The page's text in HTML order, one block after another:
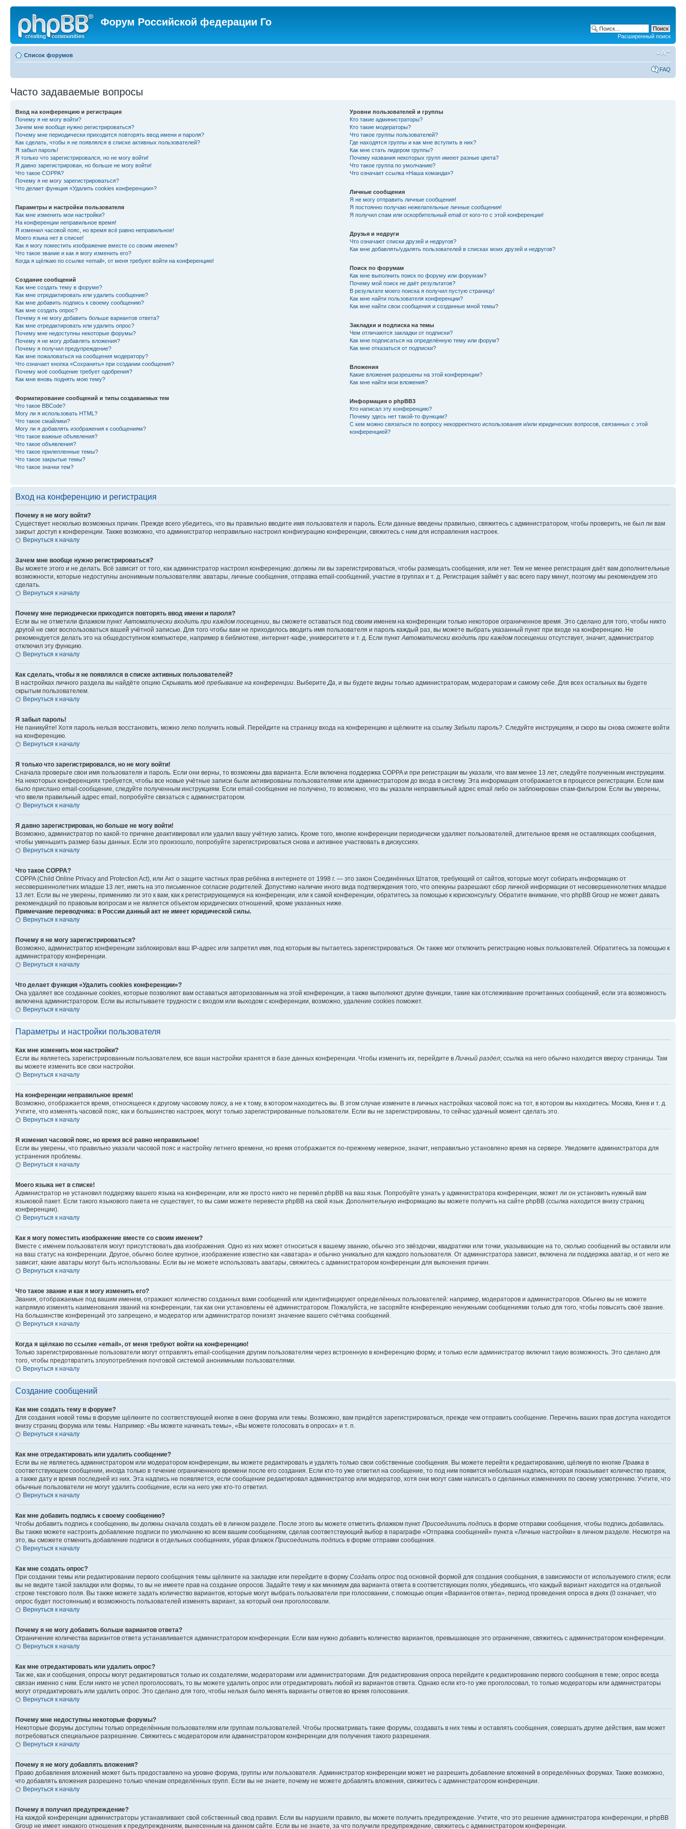
Форум Российской федерации Го
Расширенный поиск
Список форумов
FAQ
Часто задаваемые вопросы
Вход на конференцию и регистрация
Почему я не могу войти?
Зачем мне вообще нужно регистрироваться?
Почему мне периодически приходится повторять ввод имени и пароля?
Как сделать, чтобы я не появлялся в списке активных пользователей?
Я забыл пароль!
Я только что зарегистрировался, но не могу войти!
Я давно зарегистрирован, но больше не могу войти!
Что такое COPPA?
Почему я не могу зарегистрироваться?
Что делает функция «Удалить cookies конференции»?
Параметры и настройки пользователя
Как мне изменить мои настройки?
На конференции неправильное время!
Я изменил часовой пояс, но время всё равно неправильное!
Моего языка нет в списке!
Как я могу поместить изображение вместе со своим именем?
Что такое звание и как я могу изменить его?
Когда я щёлкаю по ссылке «email», от меня требуют войти на конференцию!
Создание сообщений
Как мне создать тему в форуме?
Как мне отредактировать или удалить сообщение?
Как мне добавить подпись к своему сообщению?
Как мне создать опрос?
Почему я не могу добавить больше вариантов ответа?
Как мне отредактировать или удалить опрос?
Почему мне недоступны некоторые форумы?
Почему я не могу добавлять вложения?
Почему я получил предупреждение?
Как мне пожаловаться на сообщения модератору?
Что означает кнопка «Сохранить» при создании сообщения?
Почему моё сообщение требует одобрения?
Как мне вновь поднять мою тему?
Форматирование сообщений и типы создаваемых тем
Что такое BBCode?
Могу ли я использовать HTML?
Что такое смайлики?
Могу ли я добавлять изображения к сообщениям?
Что такое важные объявления?
Что такое объявления?
Что такое прилепленные темы?
Что такое закрытые темы?
Что такое значки тем?
Уровни пользователей и группы
Кто такие администраторы?
Кто такие модераторы?
Что такое группы пользователей?
Где находятся группы и как мне вступить в них?
Как мне стать лидером группы?
Почему названия некоторых групп имеют разные цвета?
Что такое группа по умолчанию?
Что означает ссылка «Наша команда»?
Личные сообщения
Я не могу отправить личные сообщения!
Я постоянно получаю нежелательные личные сообщения!
Я получил спам или оскорбительный email от кого-то с этой конференции!
Друзья и недруги
Что означают списки друзей и недругов?
Как мне добавлять/удалять пользователей в списках моих друзей и недругов?
Поиск по форумам
Как мне выполнить поиск по форуму или форумам?
Почему мой поиск не даёт результатов?
В результате моего поиска я получил пустую страницу!
Как мне найти пользователя конференции?
Как мне найти свои сообщения и созданные мной темы?
Закладки и подписка на темы
Чем отличаются закладки от подписки?
Как мне подписаться на определённую тему или форум?
Как мне отказаться от подписки?
Вложения
Какие вложения разрешены на этой конференции?
Как мне найти мои вложения?
Информация о phpBB3
Кто написал эту конференцию?
Почему здесь нет такой-то функции?
С кем можно связаться по вопросу некорректного использования и/или юридических вопросов, связанных с этой
конференцией?
Вход на конференцию и регистрация
Почему я не могу войти?
Существует несколько возможных причин. Прежде всего убедитесь, что вы правильно вводите имя пользователя и пароль. Если данные введены правильно, свяжитесь с администратором, чтобы проверить, не был ли вам
закрыт доступ к конференции. Также возможно, что администратор неправильно настроил конфигурацию конференции, свяжитесь с ним для исправления настроек.
Вернуться к началу
Зачем мне вообще нужно регистрироваться?
Вы можете этого и не делать. Всё зависит от того, как администратор настроил конференцию: должны ли вы зарегистрироваться, чтобы размещать сообщения, или нет. Тем не менее регистрация даёт вам дополнительные
возможности, которые недоступны анонимным пользователям: аватары, личные сообщения, отправка email-сообщений, участие в группах и т. д. Регистрация займёт у вас всего пару минут, поэтому мы рекомендуем это
сделать.
Вернуться к началу
Почему мне периодически приходится повторять ввод имени и пароля?
Если вы не отметили флажком пунктАвтоматически входить при каждом посещении, вы сможете оставаться под своим именем на конференции только некоторое ограниченное время. Это сделано для того, чтобы никто
другой не смог воспользоваться вашей учётной записью. Для того чтобы вам не приходилось вводить имя пользователя и пароль каждый раз, вы можете выбрать указанный пункт при входе на конференцию. Не
рекомендуется делать это на общедоступном компьютере, например в библиотеке, интернет-кафе, университете и т. д. Если пунктАвтоматически входить при каждом посещении отсутствует, значит, администратор
отключил эту функцию.
Вернуться к началу
Как сделать, чтобы я не появлялся в списке активных пользователей?
В настройках личного раздела вы найдёте опцию Скрывать моё пребывание на конференции. ВыберитеДа, и вы будете видны только администраторам, модераторам и самому себе. Для всех остальных вы будете
скрытым пользователем.
Вернуться к началу
Я забыл пароль!
Не паникуйте! Хотя пароль нельзя восстановить, можно легко получить новый. Перейдите на страницу входа на конференцию и щёлкните на ссылку Забыли пароль?. Следуйте инструкциям, и скоро вы снова сможете войти
на конференцию.
Вернуться к началу
Я только что зарегистрировался, но не могу войти!
Сначала проверьте свои имя пользователя и пароль. Если они верны, то возможны два варианта. Если включена поддержка COPPA и при регистрации вы указали, что вам менее 13 лет, следуйте полученным инструкциям.
На некоторых конференциях требуется, чтобы все новые учётные записи были активированы пользователями или администратором до входа в систему. Эта информация отображается в процессе регистрации. Если вам
было прислано email-сообщение, следуйте полученным инструкциям. Если email-сообщение не получено, то возможно, что вы указали неправильный адрес email либо он заблокирован спам-фильтром. Если вы уверены,
что ввели правильный адрес email, попробуйте связаться с администратором.
Вернуться к началу
Я давно зарегистрирован, но больше не могу войти!
Возможно, администратор по какой-то причине деактивировал или удалил вашу учётную запись. Кроме того, многие конференции периодически удаляют пользователей, длительное время не оставляющих сообщения,
чтобы уменьшить размер базы данных. Если это произошло, попробуйте зарегистрироваться снова и активнее участвовать в дискуссиях.
Вернуться к началу
Что такое COPPA?
COPPA (Child Online Privacy and Protection Act), или Акт о защите частных прав ребёнка в интернете от 1998 г. — это закон Соединённых Штатов, требующий от сайтов, которые могут собирать информацию от
несовершеннолетних младше 13 лет, иметь на это письменное согласие родителей. Допустимо наличие иного вида подтверждения того, что опекуны разрешают сбор личной информации от несовершеннолетних младше
13 лет. Если вы не уверены, применимо ли это к вам, как к регистрирующемуся на конференции, или к самой конференции, обратитесь за помощью к юрисконсульту. Обратите внимание, что phpBB Group не может давать
рекомендаций по правовым вопросам и не является объектом юридических отношений, кроме указанных ниже.
Примечание переводчика: в России данный акт не имеет юридической силы.
Вернуться к началу
Почему я не могу зарегистрироваться?
Возможно, администратор конференции заблокировал ваш IP-адрес или запретил имя, под которым вы пытаетесь зарегистрироваться. Он также мог отключить регистрацию новых пользователей. Обратитесь за помощью к
администратору конференции.
Вернуться к началу
Что делает функция «Удалить cookies конференции»?
Она удаляет все созданные cookies, которые позволяют вам оставаться авторизованным на этой конференции, а также выполняют другие функции, такие как отслеживание прочитанных сообщений, если эта возможность
включена администратором. Если вы испытываете трудности с входом или выходом с конференции, возможно, удаление cookies поможет.
Вернуться к началу
Параметры и настройки пользователя
Как мне изменить мои настройки?
Если вы являетесь зарегистрированным пользователем, все ваши настройки хранятся в базе данных конференции. Чтобы изменить их, перейдите вЛичный раздел; ссылка на него обычно находится вверху страницы. Там
вы можете изменить все свои настройки.
Вернуться к началу
На конференции неправильное время!
Возможно, отображается время, относящееся к другому часовому поясу, а не к тому, в котором находитесь вы. В этом случае измените в личных настройках часовой пояс на тот, в котором вы находитесь: Москва, Киев и т. д.
Учтите, что изменять часовой пояс, как и большинство настроек, могут только зарегистрированные пользователи. Если вы не зарегистрированы, то сейчас удачный момент сделать это.
Вернуться к началу
Я изменил часовой пояс, но время всё равно неправильное!
Если вы уверены, что правильно указали часовой пояс и настройку летнего времени, но время отображается по-прежнему неверное, значит, неправильно установлено время на сервере. Уведомите администратора для
устранения проблемы.
Вернуться к началу
Моего языка нет в списке!
Администратор не установил поддержку вашего языка на конференции, или же просто никто не перевёл phpBB на ваш язык. Попробуйте узнать у администратора конференции, может ли он установить нужный вам
языковой пакет. Если такого языкового пакета не существует, то вы сами можете перевести phpBB на свой язык. Дополнительную информацию вы можете получить на сайте phpBB (ссылка находится внизу страниц
конференции).
Вернуться к началу
Как я могу поместить изображение вместе со своим именем?
Вместе с именем пользователя могут присутствовать два изображения. Одно из них может относиться к вашему званию, обычно это звёздочки, квадратики или точки, указывающие на то, сколько сообщений вы оставили или
на ваш статус на конференции. Другое, обычно более крупное, изображение известно как «аватара» и обычно уникально для каждого пользователя. От администратора зависит, включена ли поддержка аватар, и от него же
зависит, какие аватары могут быть использованы. Если вы не можете использовать аватары, свяжитесь с администратором конференции для выяснения причин.
Вернуться к началу
Что такое звание и как я могу изменить его?
Звания, отображаемые под вашим именем, отражают количество созданных вами сообщений или идентифицируют определённых пользователей: например, модераторов и администраторов. Обычно вы не можете
напрямую изменять наименования званий на конференции, так как они установлены её администратором. Пожалуйста, не засоряйте конференцию ненужными сообщениями только для того, чтобы повысить своё звание.
На большинстве конференций это запрещено, и модератор или администратор понизят значение вашего счётчика сообщений.
Вернуться к началу
Когда я щёлкаю по ссылке «email», от меня требуют войти на конференцию!
Только зарегистрированные пользователи могут отправлять email-сообщения другим пользователям через встроенную в конференцию форму, и только если администратор включил такую возможность. Это сделано для
того, чтобы предотвратить злоупотребления почтовой системой анонимными пользователями.
Вернуться к началу
Создание сообщений
Как мне создать тему в форуме?
Для создания новой темы в форуме щёлкните по соответствующей кнопке в окне форума или темы. Возможно, вам придётся зарегистрироваться, прежде чем отправить сообщение. Перечень ваших прав доступа находится
внизу страниц форума или темы. Например: «Вы можете начинать темы», «Вы можете голосовать в опросах» и т. п.
Вернуться к началу
Как мне отредактировать или удалить сообщение?
Если вы не являетесь администратором или модератором конференции, вы можете редактировать и удалять только свои собственные сообщения. Вы можете перейти к редактированию, щёлкнув по кнопке Правка в
соответствующем сообщении, иногда только в течение ограниченного времени после его создания. Если кто-то уже ответил на сообщение, то под ним появится небольшая надпись, которая показывает количество правок,
а также дату и время последней из них. Эта надпись не появляется, если сообщение редактировал администратор или модератор, хотя они могут сами написать о сделанных изменениях по своему усмотрению. Учтите, что
обычные пользователи не могут удалить сообщение, если на него уже кто-то ответил.
Вернуться к началу
Как мне добавить подпись к своему сообщению?
Чтобы добавить подпись к сообщению, вы должны сначала создать её в личном разделе. После этого вы можете отметить флажком пункт Присоединить подпись в форме отправки сообщения, чтобы подпись добавилась.
Вы также можете настроить добавление подписи по умолчанию ко всем вашим сообщениям, сделав соответствующий выбор в параграфе «Отправка сообщений» пункта «Личные настройки» в личном разделе. Несмотря на
это, вы сможете отменить добавление подписи в отдельных сообщениях, убрав флажок Присоединить подпись в форме отправки сообщения.
Вернуться к началу
Как мне создать опрос?
При создании темы или редактировании первого сообщения темы щёлкните на закладке или перейдите в форму Создать опрос под основной формой для создания сообщения, в зависимости от используемого стиля; если
вы не видите такой закладки или формы, то вы не имеете прав на создание опросов. Задайте тему и как минимум два варианта ответа в соответствующих полях, убедившись, что каждый вариант находится на отдельной
строке текстового поля. Вы также можете задать количество вариантов, которые могут выбрать пользователи при голосовании, с помощью опции «Вариантов ответа», период проведения опроса в днях (0 означает, что
опрос будет постоянным) и возможность пользователей изменять вариант, за который они проголосовали.
Вернуться к началу
Почему я не могу добавить больше вариантов ответа?
Ограничение количества вариантов ответа устанавливается администратором конференции. Если вам нужно добавить количество вариантов, превышающее это ограничение, свяжитесь с администратором конференции.
Вернуться к началу
Как мне отредактировать или удалить опрос?
Так же, как и сообщения, опросы могут редактироваться только их создателями, модераторами или администраторами. Для редактирования опроса перейдите к редактированию первого сообщения в теме; опрос всегда
связан именно с ним. Если никто не успел проголосовать, то вы можете удалить опрос или отредактировать любой из вариантов ответа. Однако если кто-то уже проголосовал, то только модераторы или администраторы
могут отредактировать или удалить опрос. Это сделано для того, чтобы нельзя было менять варианты ответов во время голосования.
Вернуться к началу
Почему мне недоступны некоторые форумы?
Некоторые форумы доступны только определённым пользователям или группам пользователей. Чтобы просматривать такие форумы, создавать в них темы и оставлять сообщения, совершать другие действия, вам может
потребоваться специальное разрешение. Свяжитесь с модератором или администратором конференции для получения такого разрешения.
Вернуться к началу
Почему я не могу добавлять вложения?
Право добавления вложений может быть предоставлено на уровне форума, группы или пользователя. Администратор конференции может не разрешить добавление вложений в определённых форумах. Также возможно,
что добавлять вложения разрешено только членам определённых групп. Если вы не знаете, почему не можете добавлять вложения, свяжитесь с администратором конференции.
Вернуться к началу
Почему я получил предупреждение?
На каждой конференции администраторы устанавливают свой собственный свод правил. Если вы нарушили правило, вы можете получить предупреждение. Учтите, что это решение администратора конференции, и phpBB
Group не имеет никакого отношения к предупреждениям, вынесенным на данном сайте. Если вы не знаете, за что получили предупреждение, свяжитесь с администратором конференции.